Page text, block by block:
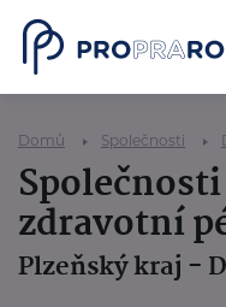
Domů Společnosti
zdravotní
Plzeňský kraj -